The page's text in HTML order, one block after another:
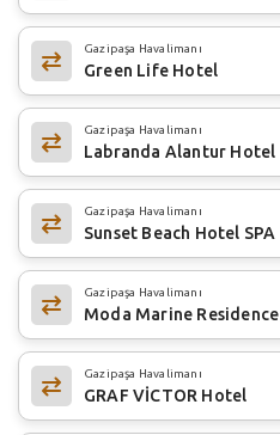
Gazipaşa Havalimanı
Green Life Hotel
Gazipaşa Havalimanı
Labranda Alantur Hotel
Gazipaşa Havalimanı
Sunset Beach Hotel SPA
Gazipaşa Havalimanı
Moda Marine Residence
Gazipaşa Havalimanı
GRAF VİCTOR Hotel